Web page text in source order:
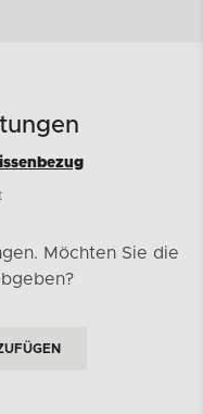
Möchten Sie die